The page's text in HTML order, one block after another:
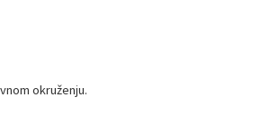
okruženju.